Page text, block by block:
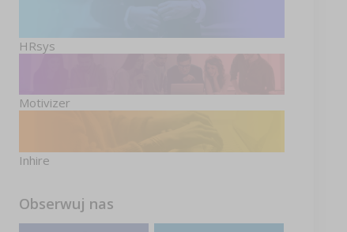
HRsys
Motivizer
Inhire
Obserwuj nas